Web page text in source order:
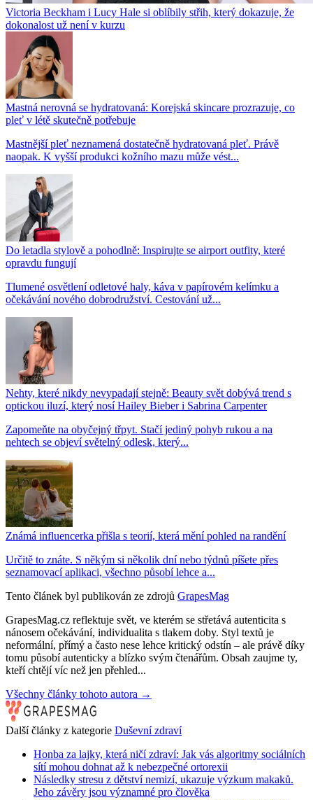
Victoria Beckham i Lucy Hale si oblíbily střih, který dokazuje, že
dokonalost už není v kurzu
Mastná nerovná se hydratovaná: Korejská skincare prozrazuje, co
pleť v létě skutečně potřebuje
Mastnější pleť neznamená dostatečně hydratovaná pleť. Právě
naopak. K vyšší produkci kožního mazu může vést...
Do letadla stylově a pohodlně: Inspirujte se airport outfity, které
opravdu fungují
Tlumené osvětlení odletové haly, káva v papírovém kelímku a
očekávání nového dobrodružství. Cestování už...
Nehty, které nikdy nevypadají stejně: Beauty svět dobývá trend s
optickou iluzí, který nosí Hailey Bieber i Sabrina Carpenter
Zapomeňte na obyčejný třpyt. Stačí jediný pohyb rukou a na
nehtech se objeví světelný odlesk, který...
Známá influencerka přišla s teorií, která mění pohled na randění
Určitě to znáte. S někým si několik dní nebo týdnů píšete přes
seznamovací aplikaci, všechno působí lehce a...
Tento článek byl publikován ze zdrojů GrapesMag
GrapesMag.cz reflektuje svět, ve kterém se střetává autenticita s
nánosem očekávání, individualita s tlakem doby. Styl textů je
neformální, přímý a často nese lehce kritický odstín – ale právě díky
tomu působí autenticky a blízko svým čtenářům. Obsah zaujme ty,
kteří chtějí víc než jen přehled...
Všechny články tohoto autora →
Další články z kategorie Duševní zdraví
Honba za lajky, která ničí zdraví: Jak vás algoritmy sociálních
sítí mohou dohnat až k nebezpečné ortorexii
Následky stresu z dětství nemizí, ukazuje výzkum makaků.
Jeho závěry jsou významné pro člověka